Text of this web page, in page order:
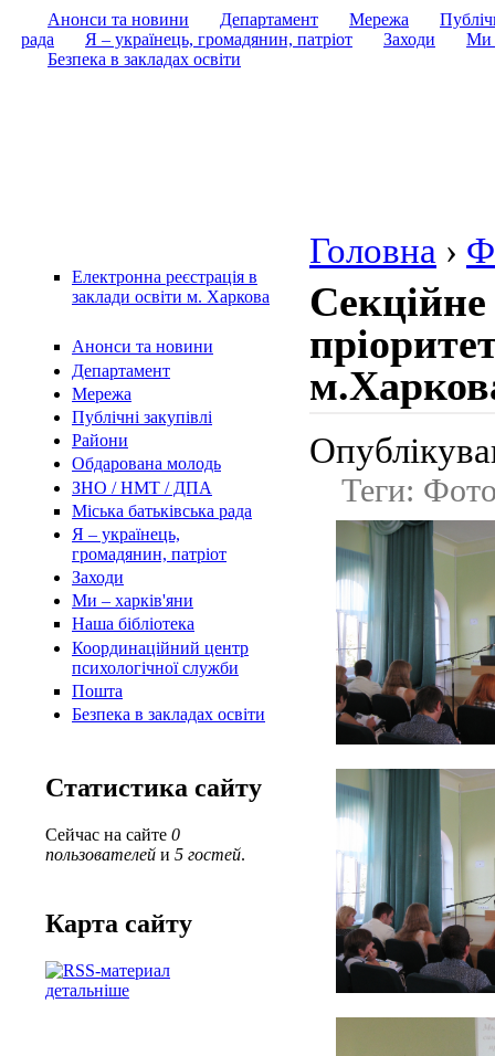
Анонси та новини Департамент Мережа
рада
Я – українець, громадянин, патріот Заходи
Ми
Безпека в закладах освіти
Електронна реєстрація в
заклади освіти м. Харкова
Анонси та новини
Департамент
Мережа
Публічні закупівлі
Райони
Обдарована молодь
ЗНО / НМТ / ДПА
Міська батьківська рада
Я – українець,
громадянин, патріот
Заходи
Ми – харків'яни
Наша бібліотека
Координаційний центр
психологічної служби
Пошта
Безпека в закладах освіти
Статистика сайту
Сейчас на сайте 0
пользователей и 5 гостей.
Карта сайту
детальніше
Головна ›
Секційне
Теги: